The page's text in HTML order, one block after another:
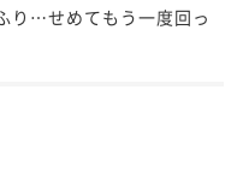
り…せめてもう一度回っ